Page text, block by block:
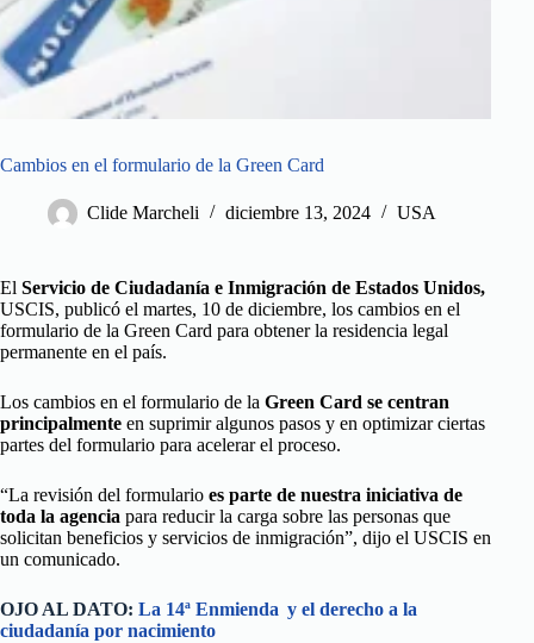
Cambios en el formulario de la Green Card
Clide Marcheli diciembre 13, 2024 USA
El Servicio de Ciudadanía e Inmigración de Estados Unidos,
USCIS, publicó el martes, 10 de diciembre, los cambios en el
formulario de la Green Card para obtener la residencia legal
permanente en el país.
Los cambios en el formulario de la Green Card se centran
principalmente en suprimir algunos pasos y en optimizar ciertas
partes del formulario para acelerar el proceso.
“La revisión del formulario es parte de nuestra iniciativa de
toda la agencia para reducir la carga sobre las personas que
solicitan beneficios y servicios de inmigración”, dijo el USCIS en
un comunicado.
OJO AL DATO: La 14ª Enmienda y el derecho a la
ciudadanía por nacimiento